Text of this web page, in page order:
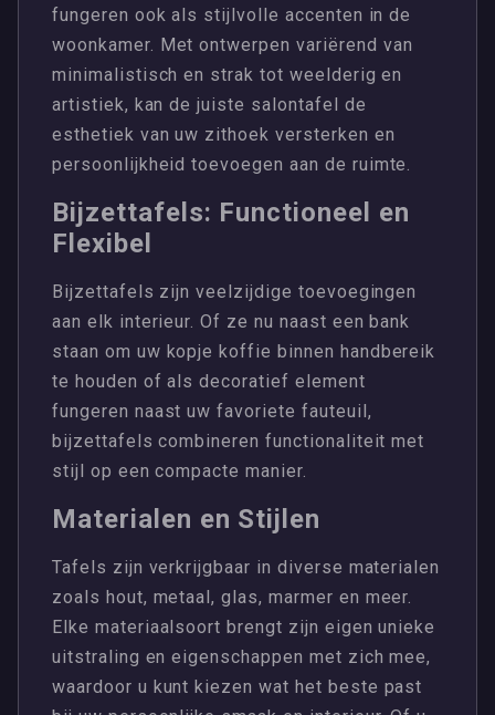
fungeren ook als stijlvolle accenten in de
woonkamer. Met ontwerpen variërend van
minimalistisch en strak tot weelderig en
artistiek, kan de juiste salontafel de
esthetiek van uw zithoek versterken en
persoonlijkheid toevoegen aan de ruimte.
Bijzettafels: Functioneel en
Flexibel
Bijzettafels zijn veelzijdige toevoegingen
aan elk interieur. Of ze nu naast een bank
staan om uw kopje koffie binnen handbereik
te houden of als decoratief element
fungeren naast uw favoriete fauteuil,
bijzettafels combineren functionaliteit met
stijl op een compacte manier.
Materialen en Stijlen
Tafels zijn verkrijgbaar in diverse materialen
zoals hout, metaal, glas, marmer en meer.
Elke materiaalsoort brengt zijn eigen unieke
uitstraling en eigenschappen met zich mee,
waardoor u kunt kiezen wat het beste past